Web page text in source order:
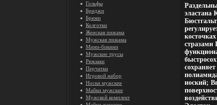
Гольфы
Бриджи
Брюки
Колготки
Женская пижама
Мужская пижама
Мини-бикини
Мужские трусы
Рюкзаки
Перчатки
Игровой набор
Носки мужские
Майки мужские
Мужской комплект
эластана
стразами
ноский;